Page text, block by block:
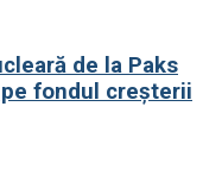
de la Paks
fondul creșterii